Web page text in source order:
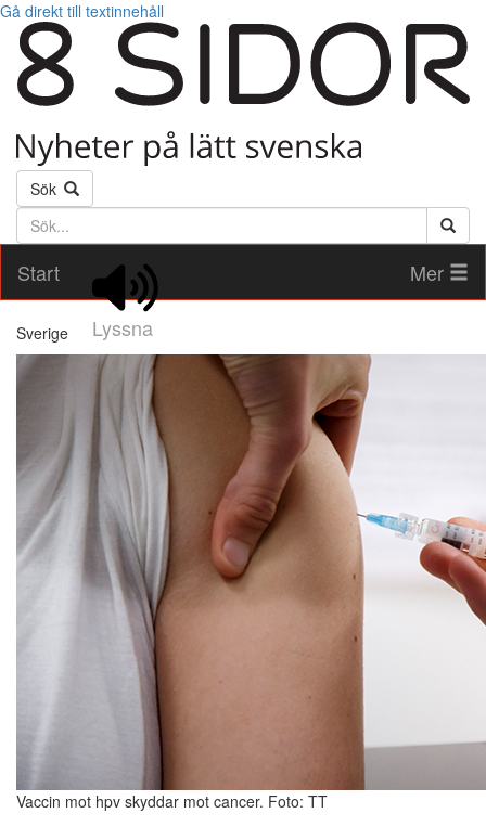
Gå direkt till textinnehåll
Sök
Söktext
Start
Lyssna
Mer
Sverige
Vaccin mot hpv skyddar mot cancer. Foto: TT